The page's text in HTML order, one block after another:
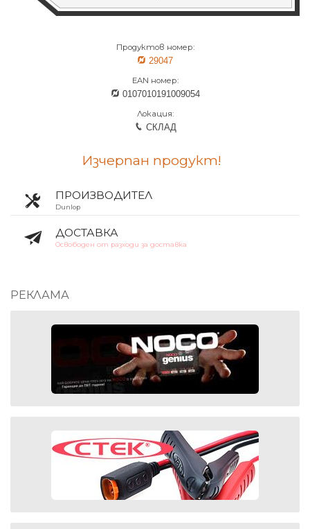
Продуктов номер:
29047
EAN номер:
0107010191009054
Локация:
СКЛАД
Изчерпан продукт!
ПРОИЗВОДИТЕЛ
Dunlop
ДОСТАВКА
Освободен от разходи за доставка
РЕКЛАМА